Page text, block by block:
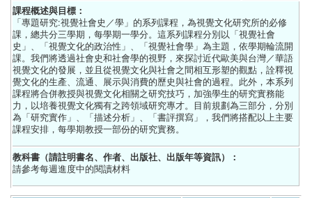
課程概述與目標：
「專題研究:視覺社會史／學」的系列課程，為視覺文化研究所的必修
課，總共分三學期，每學期一學分。這系列課程分別以「視覺社會
史」、「視覺文化的政治性」、「視覺社會學」為主題，依學期輪流開
課。我們將透過社會史和社會學的視野，來探討近代歐美與台灣／華語
視覺文化的發展，並且從視覺文化與社會之間相互形塑的觀點，詮釋視
覺文化的生產、流通、展示與消費的歷史與社會的過程。此外，本系列
課程將合併教授與視覺文化相關之研究技巧，加強學生的研究實務能
力，以培養視覺文化獨有之跨領域研究專才。目前規劃為三部分，分別
為「研究實作」、「描述分析」、「書評撰寫」，我們將搭配以上主要
課程安排，每學期教授一部份的研究實務。
教科書（請註明書名、作者、出版社、出版年等資訊）：
請參考每週進度中的閱讀材料